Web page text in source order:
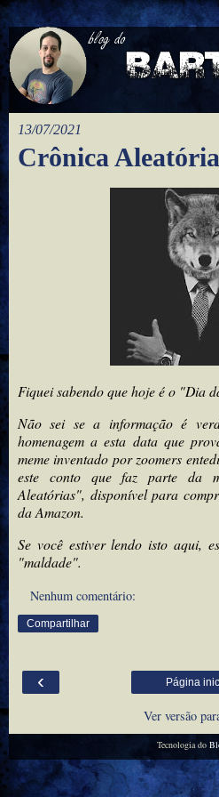
13/07/2021
Crônica
Fiquei sabendo que hoje é o "Dia
Não sei se a informação é
homenagem a esta data que
meme inventado por zoomers
este conto que faz parte da
Aleatórias", disponível para
da Amazon.
Se você estiver lendo isto aqui,
"maldade".
Nenhum comentário:
Compartilhar
‹ Página
Ver versão
Tecnologia do